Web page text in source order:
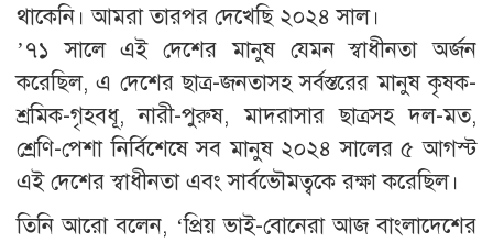
থাকেনি। আমরা তারপর দেখেছি ২০২৪ সাল।
’৭১ সালে এই দেশের মানুষ যেমন স্বাধীনতা অর্জন
করেছিল, এ দেশের ছাত্র-জনতাসহ সর্বস্তরের মানুষ কৃষক-
শ্রমিক-গৃহবধূ, নারী-পুরুষ, মাদরাসার ছাত্রসহ দল-মত,
শ্রেণি-পেশা নির্বিশেষে সব মানুষ ২০২৪ সালের ৫ আগস্ট
এই দেশের স্বাধীনতা এবং সার্বভৌমত্বকে রক্ষা করেছিল।
তিনি আরো বলেন, ‘প্রিয় ভাই-বোনেরা আজ বাংলাদেশের